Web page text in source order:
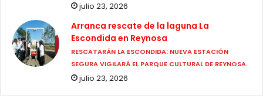
julio 23, 2026
Arranca rescate de la laguna La
Escondida en Reynosa
RESCATARÁN LA ESCONDIDA: NUEVA ESTACIÓN
SEGURA VIGILARÁ EL PARQUE CULTURAL DE REYNOSA.
julio 23, 2026